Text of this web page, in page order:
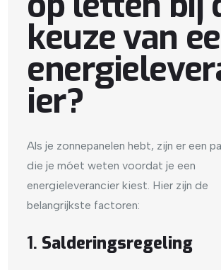
keuze van
ier?
Als je zonnepanelen hebt, zijn er een
die je móet weten voordat je een
energieleverancier kiest. Hier zijn de
belangrijkste factoren:
1. Salderingsregeling